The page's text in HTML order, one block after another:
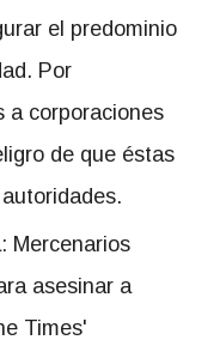
el predominio
Por
a corporaciones
de que éstas